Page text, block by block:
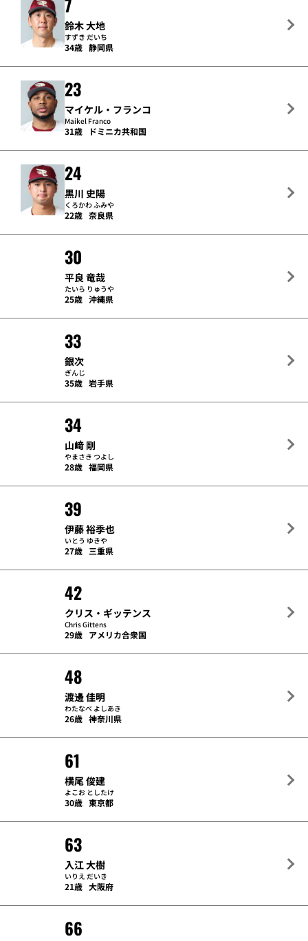
鈴木 大地
すずき だいち
34歳 静岡県
23
マイケル・フランコ
Maikel Franco
31歳 ドミニカ共和国
24
黒川 史陽
くろかわ ふみや
22歳 奈良県
30
平良 竜哉
たいら りゅうや
25歳 沖縄県
33
銀次
ぎんじ
35歳 岩手県
34
山﨑 剛
やまさき つよし
28歳 福岡県
39
伊藤 裕季也
いとう ゆきや
27歳 三重県
42
クリス・ギッテンス
Chris Gittens
29歳 アメリカ合衆国
48
渡邊 佳明
わたなべ よしあき
26歳 神奈川県
61
横尾 俊建
よこお としたけ
30歳 東京都
63
入江 大樹
いりえ だいき
21歳 大阪府
66